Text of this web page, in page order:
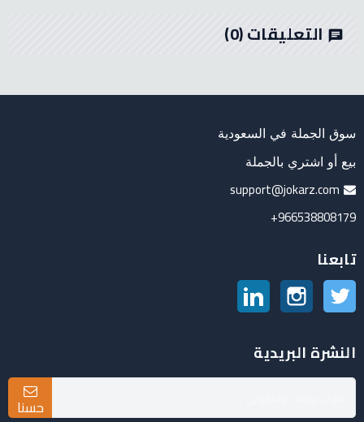
chat التعليقات(0)
سوق الجملة في السعودية
بيع أو اشتري بالجملة
support@jokarz.com
966538808179+
تابعنا
تويتر انستغرام
النشرة البريدية
حسنا